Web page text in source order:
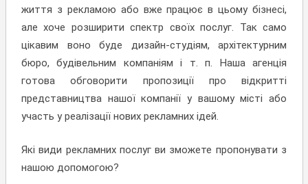
життя з рекламою або вже працює в цьому бізнесі,
але хоче розширити спектр своїх послуг. Так само
цікавим воно буде дизайн-студіям, архітектурним
бюро, будівельним компаніям і т. п. Наша агенція
готова обговорити пропозиції про відкритті
представництва нашої компанії у вашому місті або
участь у реалізації нових рекламних ідей.
Які види рекламних послуг ви зможете пропонувати з
нашою допомогою?